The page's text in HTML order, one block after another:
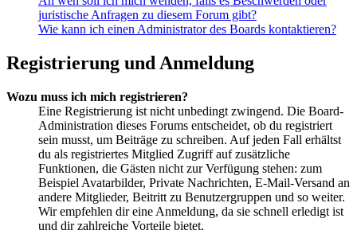
juristische Anfragen zu diesem Forum gibt?
Wie kann ich einen Administrator des Boards kontaktieren?
Registrierung und Anmeldung
Wozu muss ich mich registrieren?
Eine Registrierung ist nicht unbedingt zwingend. Die Board-
Administration dieses Forums entscheidet, ob du registriert
sein musst, um Beiträge zu schreiben. Auf jeden Fall erhältst
du als registriertes Mitglied Zugriff auf zusätzliche
Funktionen, die Gästen nicht zur Verfügung stehen: zum
Beispiel Avatarbilder, Private Nachrichten, E-Mail-Versand an
andere Mitglieder, Beitritt zu Benutzergruppen und so weiter.
Wir empfehlen dir eine Anmeldung, da sie schnell erledigt ist
und dir zahlreiche Vorteile bietet.